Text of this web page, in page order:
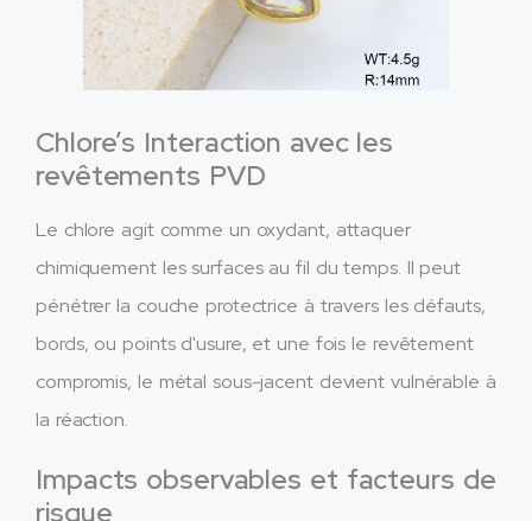
Chlore’s Interaction avec les
revêtements PVD
Le chlore agit comme un oxydant, attaquer
chimiquement les surfaces au fil du temps. Il peut
pénétrer la couche protectrice à travers les défauts,
bords, ou points d'usure, et une fois le revêtement
compromis, le métal sous-jacent devient vulnérable à
la réaction.
Impacts observables et facteurs de
risque